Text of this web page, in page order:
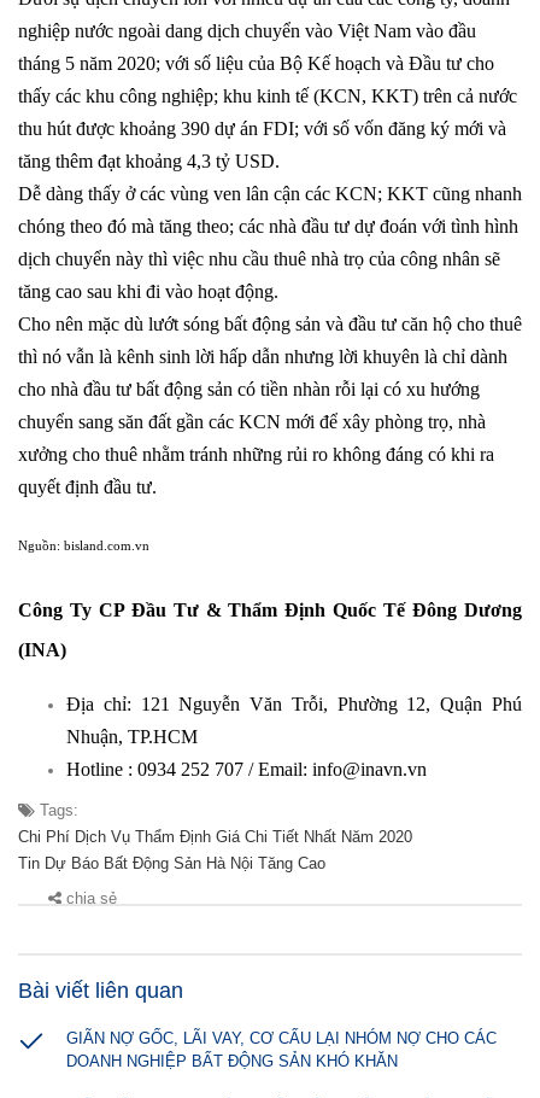
nghiệp nước ngoài dang dịch chuyển vào Việt Nam vào đầu
tháng 5 năm 2020; với số liệu của Bộ Kế hoạch và Đầu tư cho
thấy các khu công nghiệp; khu kinh tế (KCN, KKT) trên cả nước
thu hút được khoảng 390 dự án FDI; với số vốn đăng ký mới và
tăng thêm đạt khoảng 4,3 tỷ USD.
Dễ dàng thấy ở các vùng ven lân cận các KCN; KKT cũng nhanh
chóng theo đó mà tăng theo; các nhà đầu tư dự đoán với tình hình
dịch chuyển này thì việc nhu cầu thuê nhà trọ của công nhân sẽ
tăng cao sau khi đi vào hoạt động.
Cho nên mặc dù lướt sóng bất động sản và đầu tư căn hộ cho thuê
thì nó vẫn là kênh sinh lời hấp dẫn nhưng lời khuyên là chỉ dành
cho nhà đầu tư bất động sản có tiền nhàn rỗi lại có xu hướng
chuyển sang săn đất gần các KCN mới để xây phòng trọ, nhà
xưởng cho thuê nhằm tránh những rủi ro không đáng có khi ra
quyết định đầu tư.
Nguồn: bisland.com.vn
Công Ty CP Đầu Tư & Thẩm Định Quốc Tế Đông Dương
(INA)
Địa chỉ: 121 Nguyễn Văn Trỗi, Phường 12, Quận Phú
Nhuận, TP.HCM
Hotline : 0934 252 707 / Email: info@inavn.vn
Tags:
Chi Phí Dịch Vụ Thẩm Định Giá Chi Tiết Nhất Năm 2020
Tin Dự Báo Bất Động Sản Hà Nội Tăng Cao
chia sẻ
Bài viết liên quan
GIÃN NỢ GỐC, LÃI VAY, CƠ CẤU LẠI NHÓM NỢ CHO CÁC
DOANH NGHIỆP BẤT ĐỘNG SẢN KHÓ KHĂN